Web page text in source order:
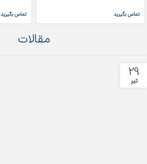
تماس بگیرید تماس بگیرید
مقالات
29
تیر